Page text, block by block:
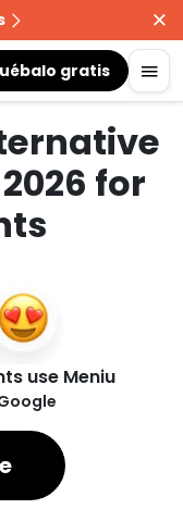
gratis
for
use Meniu